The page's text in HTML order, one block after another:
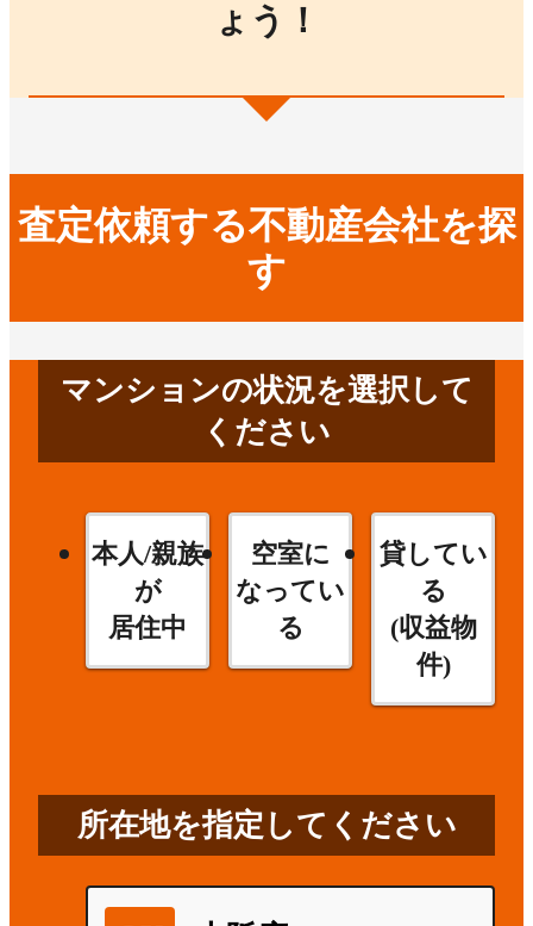
ょう！
査定依頼する不動産会社を探
す
マンションの状況を選択して
ください
本人/親族
が
居住中
空室に
なってい
る
貸してい
る
(収益物
件)
所在地を指定してください